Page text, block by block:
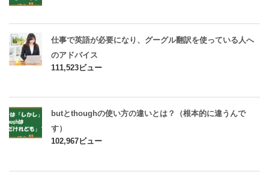
仕事で英語が必要になり、グーグル翻訳を使っている人へ
のアドバイス
111,523ビュー
butとthoughの使い方の違いとは？（根本的に違うんで
す）
102,967ビュー